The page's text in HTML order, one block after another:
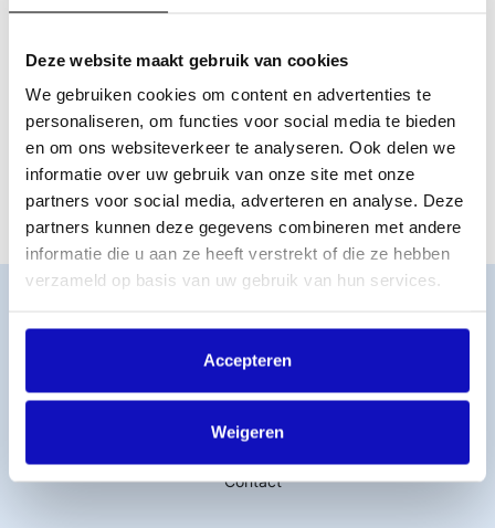
Deze website maakt gebruik van cookies
We gebruiken cookies om content en advertenties te
personaliseren, om functies voor social media te bieden
en om ons websiteverkeer te analyseren. Ook delen we
informatie over uw gebruik van onze site met onze
partners voor social media, adverteren en analyse. Deze
partners kunnen deze gegevens combineren met andere
informatie die u aan ze heeft verstrekt of die ze hebben
verzameld op basis van uw gebruik van hun services.
Accepteren
Weigeren
producenten van achtergrondmuziek en reclamebureaus.
van een beeld- of geluidsdrager betalen een vergoeding.
Hoe hoger het commerciële belang, hoe hoger de
vergoeding die aan de componisten, songtekstschrijvers
en uitgevers van de gebruikte muziek wordt uitgekeerd.
Onder commercieel belang vallen bijvoorbeeld oplages en
het verspreidingsgebied.
Word lid
MijnBumaStemra
Licentie afsluiten
Titelcatalogus
Contact